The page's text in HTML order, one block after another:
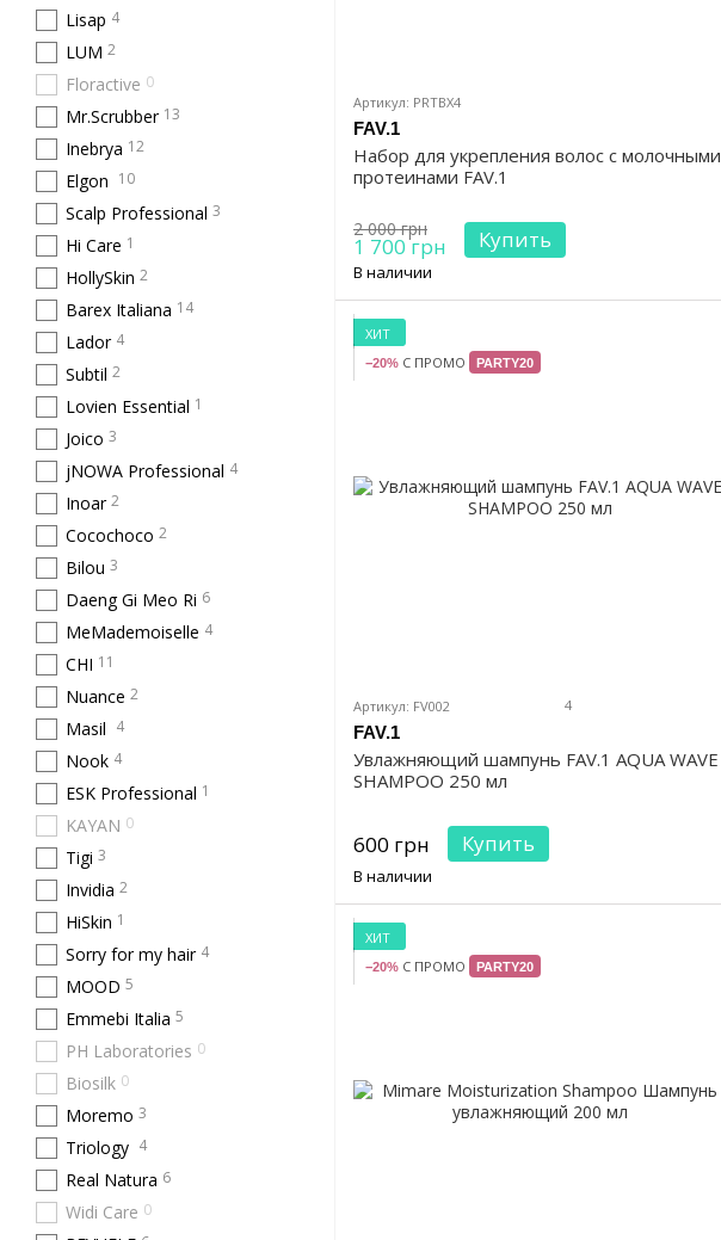
Артикул: PRTBX4
FAV.1
Набор для укрепления волос с молочными
протеинами FAV.1
2 000 грн
1 700 грн Купить
В наличии
ХИТ
−20% С ПРОМО PARTY20
Артикул: FV002 4
FAV.1
Увлажняющий шампунь FAV.1 AQUA WAVE
SHAMPOO 250 мл
600 грн Купить
В наличии
ХИТ
−20% С ПРОМО PARTY20
Lisap 4
LUM 2
Floractive 0
Mr.Scrubber 13
Inebrya 12
Elgon 10
Scalp Professional 3
Hi Care 1
HollySkin 2
Barex Italiana 14
Lador 4
Subtil 2
Lovien Essential 1
Joico 3
jNOWA Professional 4
Inoar 2
Cocochoco 2
Bilou 3
Daeng Gi Meo Ri 6
MeMademoiselle 4
CHI 11
Nuance 2
Masil 4
Nook 4
ESK Professional 1
KAYAN 0
Tigi 3
Invidia 2
HiSkin 1
Sorry for my hair 4
MOOD 5
Emmebi Italia 5
PH Laboratories 0
Biosilk 0
Moremo 3
Triology 4
Real Natura 6
Widi Care 0